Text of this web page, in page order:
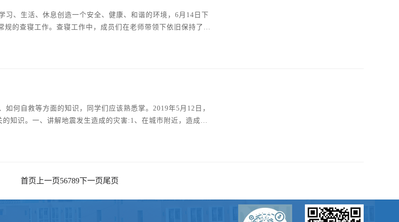
、生活、休息创造一个安全、健康、和谐的环境，6月14日下
的查寝工作。查寝工作中，成员们在老师带领下依旧保持了对
大功率电器的情况，希望各辅导员加强宣传寝室用电安全。
何自救等方面的知识，同学们应该熟悉掌。2019年5月12日，
知识。一、讲解地震发生造成的灾害:1、在城市附近，造成楼
是要有清醒的头脑，镇静自若的态度。假若地震时你正在室
首页 上一页56789下一页尾页